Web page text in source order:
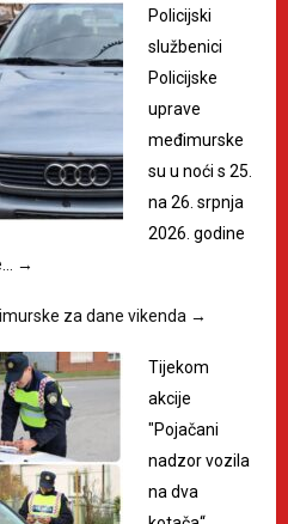
Policijski
službenici
Policijske
uprave
međimurske
su u noći s 25.
na 26. srpnja
2026. godine
→
za dane vikenda →
Tijekom
akcije
"Pojačani
nadzor vozila
na dva